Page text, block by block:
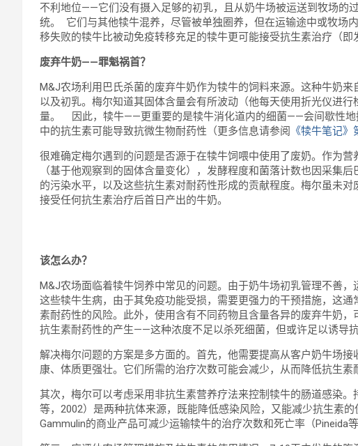
不利地位——它们没有摄入足够的初乳，且从奶牛场被运送到牧场的
统。 它们与其他犊牛混养，尽管被单独圈养，但在运输途中或牧场
移失败的犊牛比被动免疫转移充足的犊牛更可能接受抗生素治疗（即
废弃牛奶——罪魁祸首？
M&J农场利用巴氏杀菌的废弃牛奶作为犊牛的饲料来源。这种牛奶
以及初乳。梅尔知道其固体含量会有所波动（他每天使用折光仪进
量。 因此，犊牛——更重要的是犊牛消化道内的细菌——会间歇性地
中的抗生素可能导致抗微生物耐药性（更多信息请参阅 《犊牛笔记》
很难确定梅尔遇到的问题是否源于在犊牛饲喂中使用了废奶。作为
（基于他观察到的固体含量变化），发酵程度和菌落计数也因采集
的污染水平，以及这些抗生素对耐药性形成的贡献程度。梅尔虽未
接受任何抗生素治疗后首日产出的牛奶。
该怎么办？
M&J农场面临着犊牛饲养中常见的问题。由于奶牛场初乳管理不善
这些犊牛生病，由于其免疫功能受损，需要更强力的干预措施，这
素耐药性的风险。此外，使用含有不同药物且含量各异的废弃牛奶
抗生素耐药性的产生——这种浓度不足以杀死细菌，但或许足以诱导抗
解决梅尔问题的方案是多方面的。首先，他需要提高从客户奶牛场
康、体质更强壮。它们所需的治疗次数可能会减少，从而降低抗生素
其次，梅尔可以考虑采用非抗生素营养疗法来控制犊牛的肠道感染
等，2002）是两种抗体来源，既能降低感染风险，又能减少抗生素
Gammulin的商业产品可减少运输犊牛的治疗次数和死亡率（Pineida等